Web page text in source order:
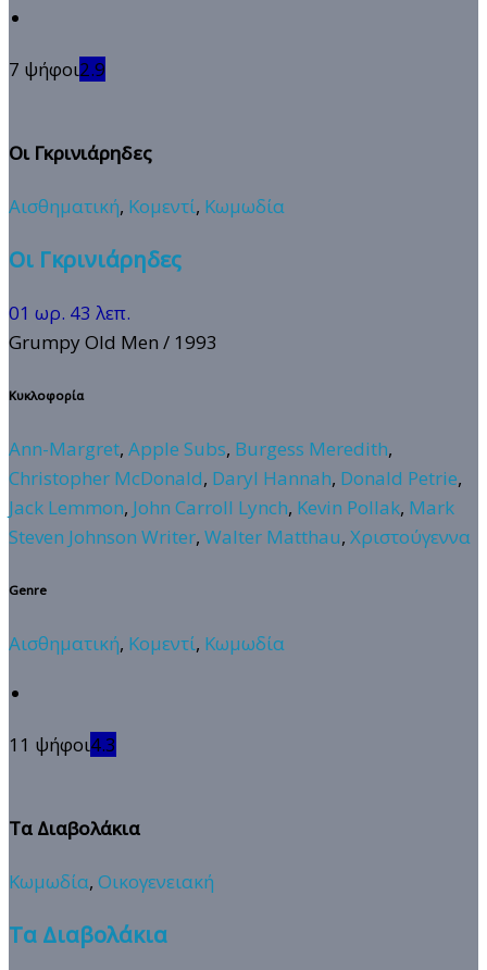
7 ψήφοι2.9
Οι Γκρινιάρηδες
Αισθηματική, Κομεντί, Κωμωδία
Οι Γκρινιάρηδες
01 ωρ. 43 λεπ.
Grumpy Old Men / 1993
Κυκλοφορία
Ann-Margret, Apple Subs, Burgess Meredith,
Christopher McDonald, Daryl Hannah, Donald Petrie,
Jack Lemmon, John Carroll Lynch, Kevin Pollak, Mark
Steven Johnson Writer, Walter Matthau, Χριστούγεννα
Genre
Αισθηματική, Κομεντί, Κωμωδία
11 ψήφοι4.3
Τα Διαβολάκια
Κωμωδία, Οικογενειακή
Τα Διαβολάκια